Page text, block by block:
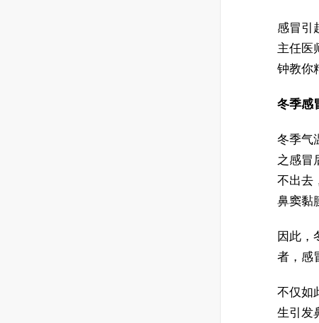
感冒引
主任医
钟教你
冬季感
冬季气
之感冒
不出去
鼻窦黏
因此，
者，感
不仅如
生引发